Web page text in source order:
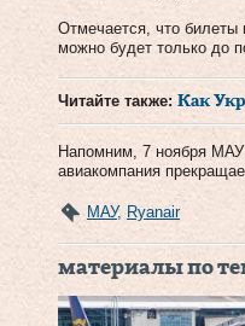
Отмечается, что билеты
можно будет только до
Читайте также: Как
Напомним, 7 ноября МАУ
авиакомпания
МАУ, Ryanair
материалы по